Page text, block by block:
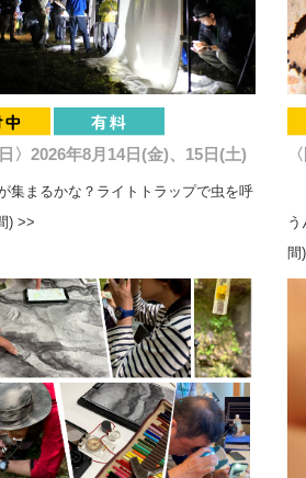
日〉2026年8月14日(金)、15日(土)
集まるかな？ライトトラップで虫を呼
) >>
間